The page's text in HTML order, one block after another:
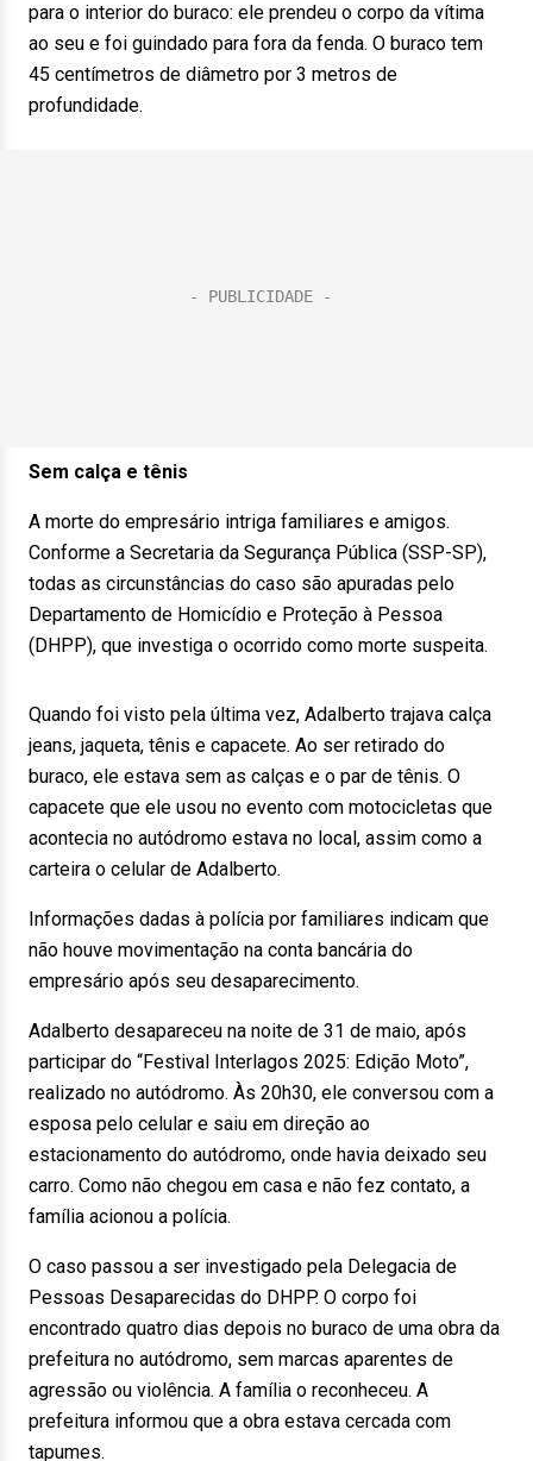
para o interior do buraco: ele prendeu o corpo da vítima
ao seu e foi guindado para fora da fenda. O buraco tem
45 centímetros de diâmetro por 3 metros de
profundidade.
Sem calça e tênis
A morte do empresário intriga familiares e amigos.
Conforme a Secretaria da Segurança Pública (SSP-SP),
todas as circunstâncias do caso são apuradas pelo
Departamento de Homicídio e Proteção à Pessoa
(DHPP), que investiga o ocorrido como morte suspeita.
Quando foi visto pela última vez, Adalberto trajava calça
jeans, jaqueta, tênis e capacete. Ao ser retirado do
buraco, ele estava sem as calças e o par de tênis. O
capacete que ele usou no evento com motocicletas que
acontecia no autódromo estava no local, assim como a
carteira o celular de Adalberto.
Informações dadas à polícia por familiares indicam que
não houve movimentação na conta bancária do
empresário após seu desaparecimento.
Adalberto desapareceu na noite de 31 de maio, após
participar do “Festival Interlagos 2025: Edição Moto”,
realizado no autódromo. Às 20h30, ele conversou com a
esposa pelo celular e saiu em direção ao
estacionamento do autódromo, onde havia deixado seu
carro. Como não chegou em casa e não fez contato, a
família acionou a polícia.
O caso passou a ser investigado pela Delegacia de
Pessoas Desaparecidas do DHPP. O corpo foi
encontrado quatro dias depois no buraco de uma obra da
prefeitura no autódromo, sem marcas aparentes de
agressão ou violência. A família o reconheceu. A
prefeitura informou que a obra estava cercada com
tapumes.